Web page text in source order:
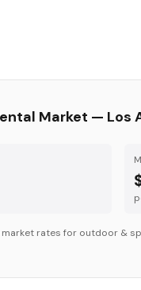
Market — Los
rates for outdoor &